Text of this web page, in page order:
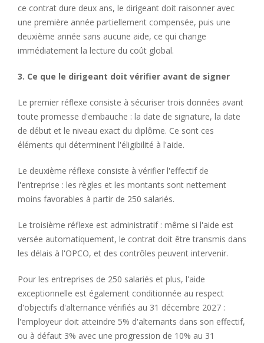
ce contrat dure deux ans, le dirigeant doit raisonner avec
une première année partiellement compensée, puis une
deuxième année sans aucune aide, ce qui change
immédiatement la lecture du coût global.
3. Ce que le dirigeant doit vérifier avant de signer
Le premier réflexe consiste à sécuriser trois données avant
toute promesse d'embauche : la date de signature, la date
de début et le niveau exact du diplôme. Ce sont ces
éléments qui déterminent l'éligibilité à l'aide.
Le deuxième réflexe consiste à vérifier l'effectif de
l'entreprise : les règles et les montants sont nettement
moins favorables à partir de 250 salariés.
Le troisième réflexe est administratif : même si l'aide est
versée automatiquement, le contrat doit être transmis dans
les délais à l'OPCO, et des contrôles peuvent intervenir.
Pour les entreprises de 250 salariés et plus, l'aide
exceptionnelle est également conditionnée au respect
d'objectifs d'alternance vérifiés au 31 décembre 2027 :
l'employeur doit atteindre 5% d'alternants dans son effectif,
ou à défaut 3% avec une progression de 10% au 31